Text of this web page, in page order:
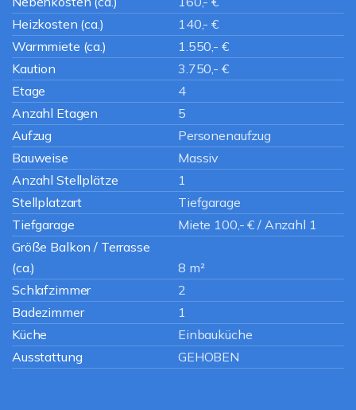
Heizkosten (ca.)
140,- €
Warmmiete (ca.)
1.550,- €
Kaution
3.750,- €
Etage
4
Anzahl Etagen
5
Aufzug
Personenaufzug
Bauweise
Massiv
Anzahl Stellplätze
1
Stellplatzart
Tiefgarage
Tiefgarage
Miete 100,- € / Anzahl 1
Größe Balkon / Terrasse
(ca.)
8 m²
Schlafzimmer
2
Badezimmer
1
Küche
Einbauküche
Ausstattung
GEHOBEN